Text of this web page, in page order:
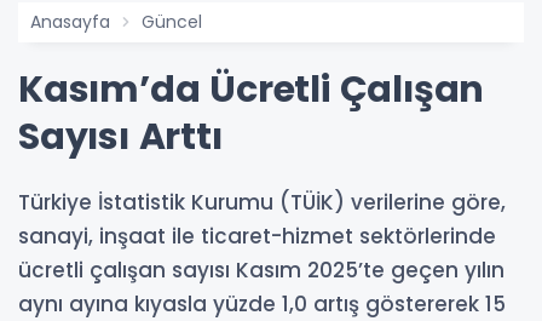
Anasayfa Güncel
Kasım’da Ücretli Çalışan
Sayısı Arttı
Türkiye İstatistik Kurumu (TÜİK) verilerine göre,
sanayi, inşaat ile ticaret-hizmet sektörlerinde
ücretli çalışan sayısı Kasım 2025’te geçen yılın
aynı ayına kıyasla yüzde 1,0 artış göstererek 15